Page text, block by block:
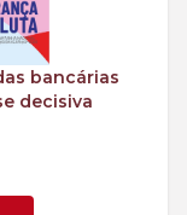
bancárias
decisiva